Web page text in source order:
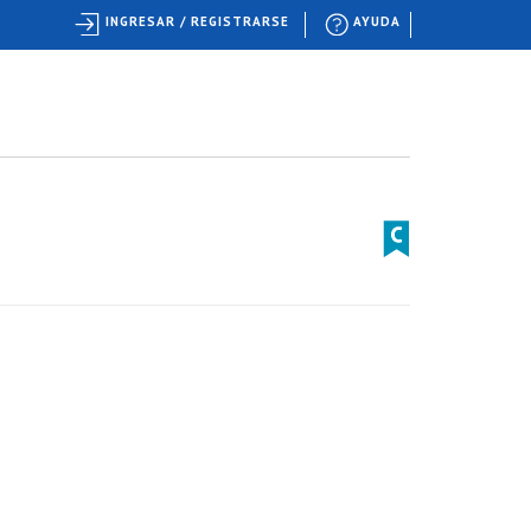
AYUDA
INGRESAR / REGISTRARSE